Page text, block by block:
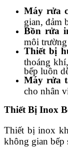
Máy rửa
gian, đảm
Bồn rửa
môi trường
Thiết bị
thoáng
bếp luôn
Máy rửa
cho nhân
Thiết Bị Inox
Thiết bị inox
không gian bếp